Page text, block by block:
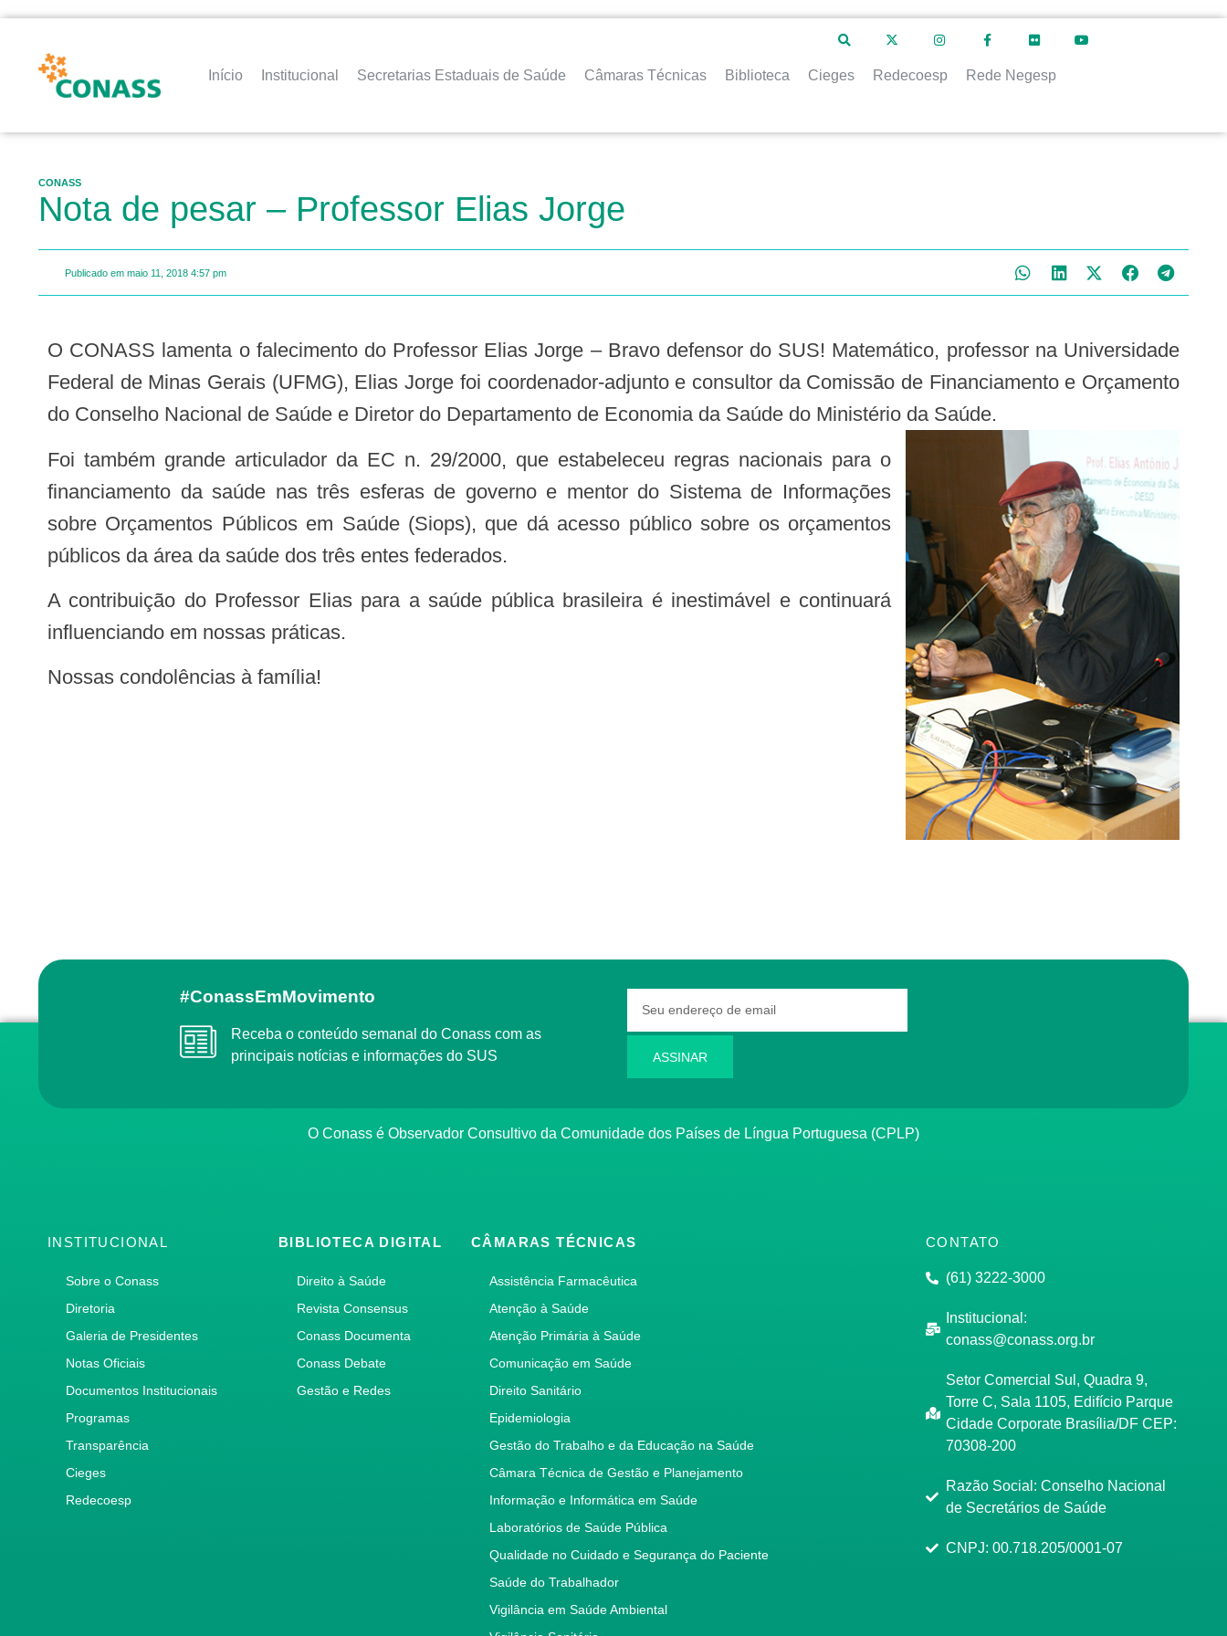
Início Institucional Secretarias Estaduais de Saúde Câmaras Técnicas Biblioteca Cieges Redecoesp Rede Negesp
CONASS
Nota de pesar – Professor Elias Jorge
Publicado em maio 11, 2018 4:57 pm
O CONASS lamenta o falecimento do Professor Elias Jorge – Bravo defensor do SUS! Matemático, professor na Universidade
Federal de Minas Gerais (UFMG), Elias Jorge foi coordenador-adjunto e consultor da Comissão de Financiamento e Orçamento
do Conselho Nacional de Saúde e Diretor do Departamento de Economia da Saúde do Ministério da Saúde.
Foi também grande articulador da EC n. 29/2000, que estabeleceu regras nacionais para o
financiamento da saúde nas três esferas de governo e mentor do Sistema de Informações
sobre Orçamentos Públicos em Saúde (Siops), que dá acesso público sobre os orçamentos
públicos da área da saúde dos três entes federados.
A contribuição do Professor Elias para a saúde pública brasileira é inestimável e continuará
influenciando em nossas práticas.
Nossas condolências à família!
#ConassEmMovimento
Receba o conteúdo semanal do Conass com as
principais notícias e informações do SUS
ASSINAR
O Conass é Observador Consultivo da Comunidade dos Países de Língua Portuguesa (CPLP)
INSTITUCIONAL
Sobre o Conass
Diretoria
Galeria de Presidentes
Notas Oficiais
Documentos Institucionais
Programas
Transparência
Cieges
Redecoesp
BIBLIOTECA DIGITAL
Direito à Saúde
Revista Consensus
Conass Documenta
Conass Debate
Gestão e Redes
CÂMARAS TÉCNICAS
Assistência Farmacêutica
Atenção à Saúde
Atenção Primária à Saúde
Comunicação em Saúde
Direito Sanitário
Epidemiologia
Gestão do Trabalho e da Educação na Saúde
Câmara Técnica de Gestão e Planejamento
Informação e Informática em Saúde
Laboratórios de Saúde Pública
Qualidade no Cuidado e Segurança do Paciente
Saúde do Trabalhador
Vigilância em Saúde Ambiental
CONTATO
(61) 3222-3000
Institucional:
conass@conass.org.br
Setor Comercial Sul, Quadra 9,
Torre C, Sala 1105, Edifício Parque
Cidade Corporate Brasília/DF CEP:
70308-200
Razão Social: Conselho Nacional
de Secretários de Saúde
CNPJ: 00.718.205/0001-07